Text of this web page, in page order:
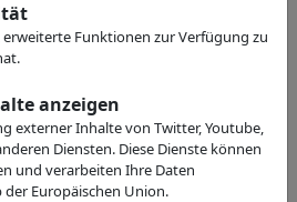
erweiterte Funktionen zur Verfügung zu
anzeigen
externer Inhalte von Twitter, Youtube,
Diensten. Diese Dienste können
und verarbeiten Ihre Daten
Europäischen Union.